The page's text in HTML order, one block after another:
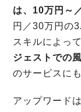
は、10万円～
円／30万円の
スキルによっ
ジェストでの
のサービスに
アップワードは